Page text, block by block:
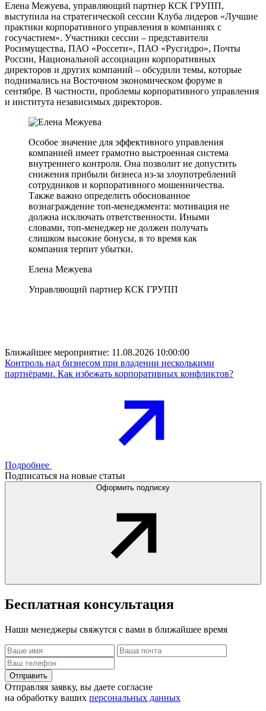
Елена Межуева, управляющий партнер КСК ГРУПП,
выступила на стратегической сессии Клуба лидеров «Лучшие
практики корпоративного управления в компаниях с
госучастием». Участники сессии – представители
Росимущества, ПАО «Россети», ПАО «Русгидро», Почты
России, Национальной ассоциации корпоративных
директоров и других компаний – обсудили темы, которые
поднимались на Восточном экономическом форуме в
сентябре. В частности, проблемы корпоративного управления
и института независимых директоров.
Особое значение для эффективного управления
компанией имеет грамотно выстроенная система
внутреннего контроля. Она позволит не допустить
снижения прибыли бизнеса из-за злоупотреблений
сотрудников и корпоративного мошенничества.
Также важно определить обоснованное
вознаграждение топ-менеджмента: мотивация не
должна исключать ответственности. Иными
словами, топ-менеджер не должен получать
слишком высокие бонусы, в то время как
компания терпит убытки.
Елена Межуева
Управляющий партнер КСК ГРУПП
Ближайшее мероприятие: 11.08.2026 10:00:00
Контроль над бизнесом при владении несколькими
партнёрами. Как избежать корпоративных конфликтов?
Подробнее
Подписаться на новые статьи
Оформить подписку
Бесплатная консультация
Наши менеджеры свяжутся с вами в ближайшее время
Отправить
Отправляя заявку, вы даете согласие
на обработку ваших персональных данных